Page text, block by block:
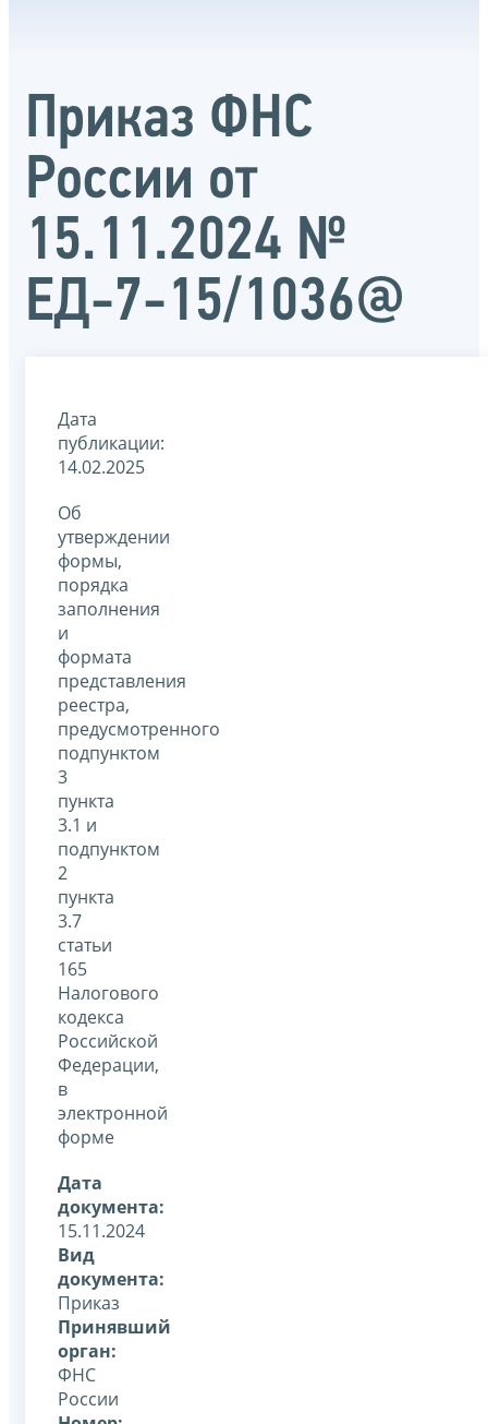
Приказ ФНС
России от
15.11.2024 №
ЕД-7-15/1036@
Дата
публикации:
14.02.2025
Об
утверждении
формы,
порядка
заполнения
и
формата
представления
реестра,
предусмотренного
подпунктом
3
пункта
3.1 и
подпунктом
2
пункта
3.7
статьи
165
Налогового
кодекса
Российской
Федерации,
в
электронной
форме
Дата
документа:
15.11.2024
Вид
документа:
Приказ
Принявший
орган:
ФНС
России